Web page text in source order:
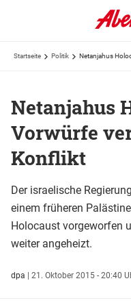
Startseite Politik Netanjahus
Netanjahus
Vorwürfe
Konflikt
Der israelische
einem früheren
Holocaust vorgeworfen
weiter angeheizt.
dpa | 21. Oktober 2015 - 20:40